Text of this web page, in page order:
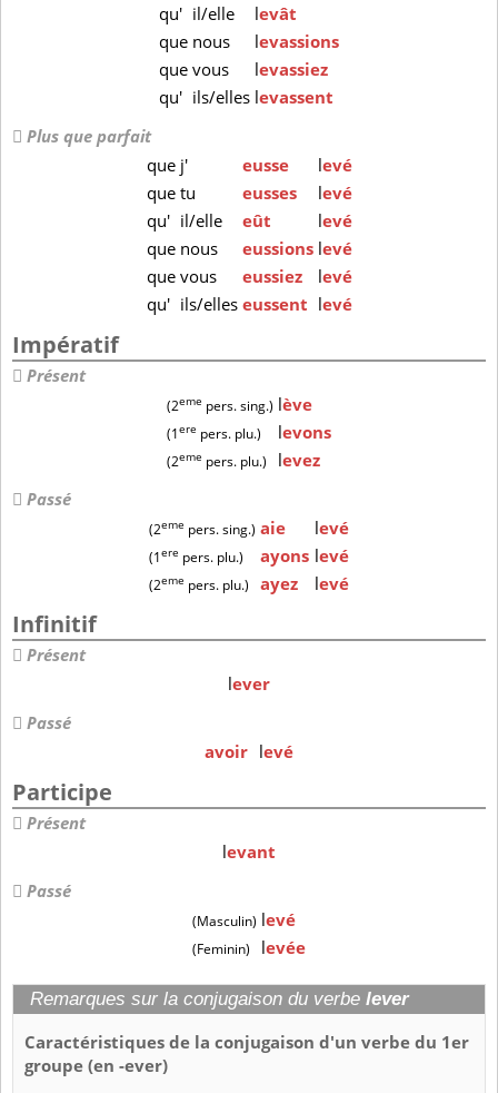
qu' il/elle levât
que nous levassions
quevous levassiez
qu' ils/elles levassent
Plus que parfait
que j' eusse levé
que tu eusses levé
qu' il/elle eût levé
que nous eussions levé
que vous eussiez levé
qu' ils/elles eussent levé
Impératif
Présent
(2eme pers. sing.) lève
(1ere pers. plu.) levons
(2eme pers. plu.) levez
Passé
(2eme pers. sing.) aie levé
(1ere pers. plu.) ayons levé
(2eme pers. plu.) ayez levé
Infinitif
Présent
lever
Passé
avoir levé
Participe
Présent
levant
Passé
(Masculin) levé
(Feminin) levée
Remarques sur la conjugaison du verbe lever
Caractéristiques de la conjugaison d'un verbe du 1er
groupe (en -ever)